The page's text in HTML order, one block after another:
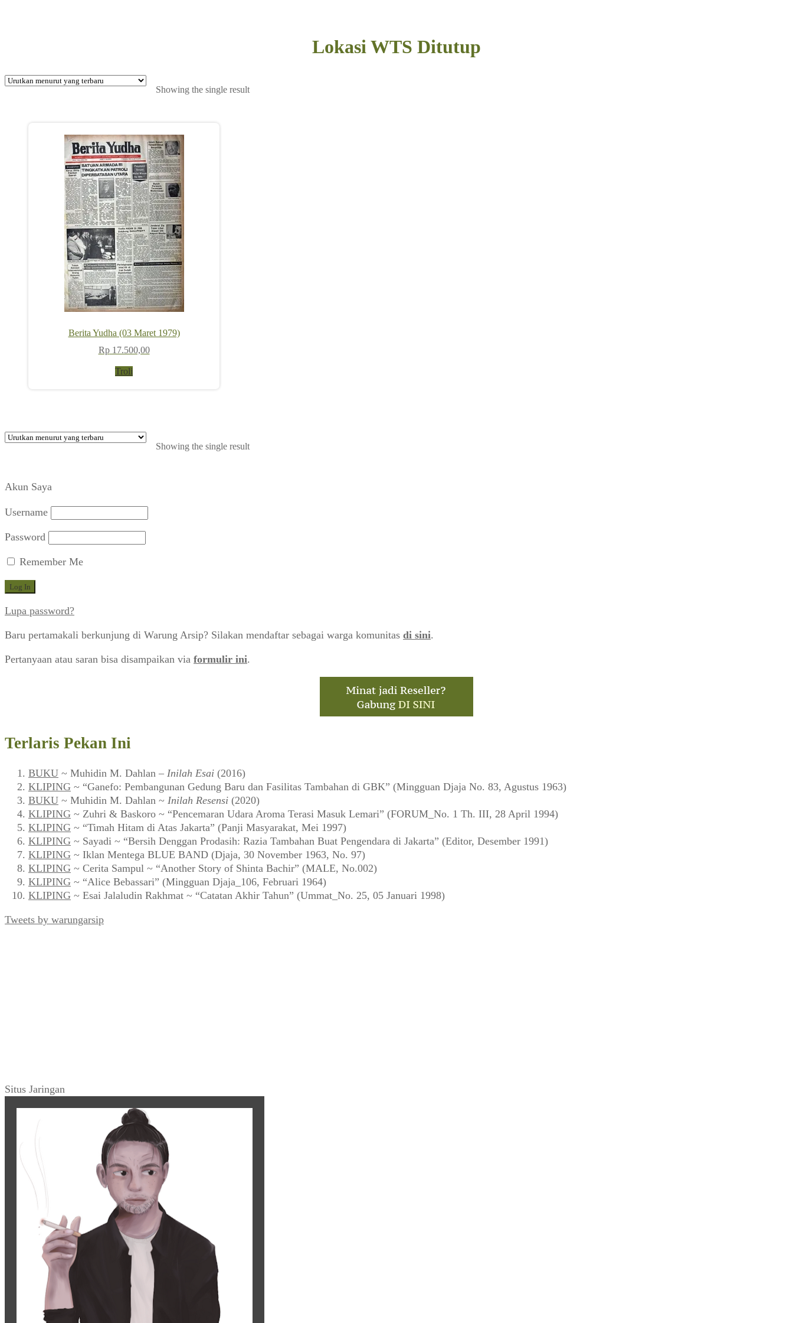
Lokasi WTS Ditutup
Showing the single result
Berita Yudha (03 Maret 1979)
Rp17.500,00
Troli
Showing the single result
Akun Saya
Username
Password
Remember Me
Lupa password?
Baru pertamakali berkunjung di Warung Arsip? Silakan mendaftar sebagai warga komunitas di sini.
Pertanyaan atau saran bisa disampaikan via formulir ini.
Terlaris Pekan Ini
BUKU ~ Muhidin M. Dahlan – Inilah Esai (2016)
KLIPING ~ “Ganefo: Pembangunan Gedung Baru dan Fasilitas Tambahan di GBK” (Mingguan Djaja No. 83, Agustus 1963)
BUKU ~ Muhidin M. Dahlan ~ Inilah Resensi (2020)
KLIPING ~ Zuhri & Baskoro ~ “Pencemaran Udara Aroma Terasi Masuk Lemari” (FORUM_No. 1 Th. III, 28 April 1994)
KLIPING ~ “Timah Hitam di Atas Jakarta” (Panji Masyarakat, Mei 1997)
KLIPING ~ Sayadi ~ “Bersih Denggan Prodasih: Razia Tambahan Buat Pengendara di Jakarta” (Editor, Desember 1991)
KLIPING ~ Iklan Mentega BLUE BAND (Djaja, 30 November 1963, No. 97)
KLIPING ~ Cerita Sampul ~ “Another Story of Shinta Bachir” (MALE, No.002)
KLIPING ~ “Alice Bebassari” (Mingguan Djaja_106, Februari 1964)
KLIPING ~ Esai Jalaludin Rakhmat ~ “Catatan Akhir Tahun” (Ummat_No. 25, 05 Januari 1998)
Tweets by warungarsip
Situs Jaringan